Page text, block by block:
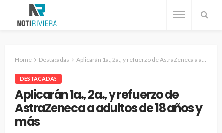
Home Destacadas Aplicarán 1a., 2a., y refuerzo de AstraZeneca a adultos de 18 años y más
DESTACADAS
Aplicarán 1a., 2a., y refuerzo de
AstraZeneca a adultos de 18 años y
más